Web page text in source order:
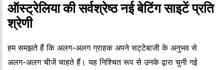
ऑस्ट्रेलिया की सर्वश्रेष्ठ नई बेटिंग साइटें प्रति
श्रेणी
हम समझते हैं कि अलग-अलग ग्राहक अपने सट्टेबाजी के अनुभव से
अलग-अलग चीजें चाहते हैं। यह निश्चित रूप से उनके द्वारा चुनी गई